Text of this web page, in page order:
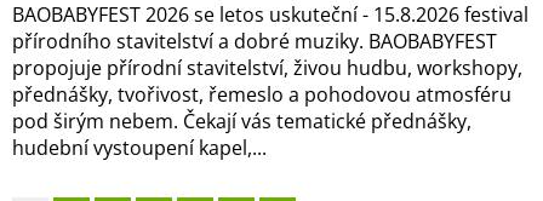
BAOBABYFEST 2026 se letos uskuteční - 15.8.2026 festival
přírodního stavitelství a dobré muziky. BAOBABYFEST
propojuje přírodní stavitelství, živou hudbu, workshopy,
přednášky, tvořivost, řemeslo a pohodovou atmosféru
pod širým nebem. Čekají vás tematické přednášky,
hudební vystoupení kapel,...